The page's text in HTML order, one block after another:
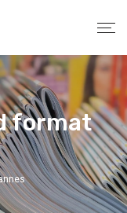
format